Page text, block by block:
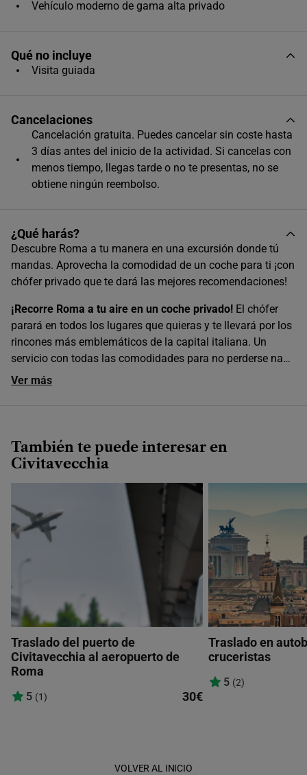
Vehículo moderno de gama alta privado
Qué no incluye
Visita guiada
Cancelaciones
Cancelación gratuita. Puedes cancelar sin coste hasta
3 días antes del inicio de la actividad. Si cancelas con
menos tiempo, llegas tarde o no te presentas, no se
obtiene ningún reembolso.
¿Qué harás?
Descubre Roma a tu manera en una excursión donde tú
mandas. Aprovecha la comodidad de un coche para ti ¡con
chófer privado que te dará las mejores recomendaciones!
¡Recorre Roma a tu aire en un coche privado! El chófer
parará en todos los lugares que quieras y te llevará por los
rincones más emblemáticos de la capital italiana. Un
servicio con todas las comodidades para no perderse nada
de la Ciudad Eterna.
Ver más
También te puede interesar en
Civitavecchia
Traslado del puerto de
Civitavecchia al aeropuerto de
Roma
5 (1) 30€
Traslado en
cruceristas
5 (2)
VOLVER AL INICIO